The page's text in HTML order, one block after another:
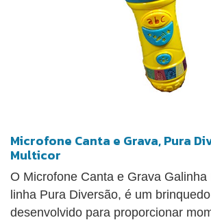
Microfone Canta e Grava, Pura
Multicor
O Microfone Canta e Grava Galinha
linha Pura Diversão, é um
desenvolvido para proporcionar